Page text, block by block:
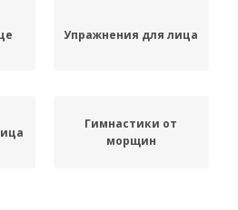
Упражнения для лица
Гимнастики от
морщин